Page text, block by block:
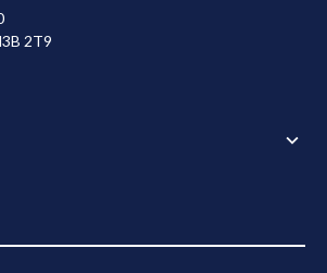
たは拒否する選択が可能です。当
ーの詳細については
2T9
み方